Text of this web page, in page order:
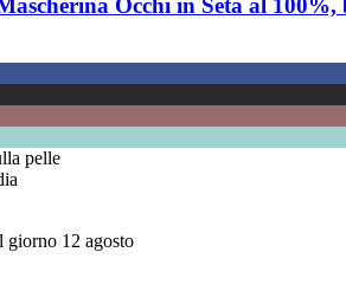
Occhi in Seta al 100%,
pelle
giorno 12 agosto